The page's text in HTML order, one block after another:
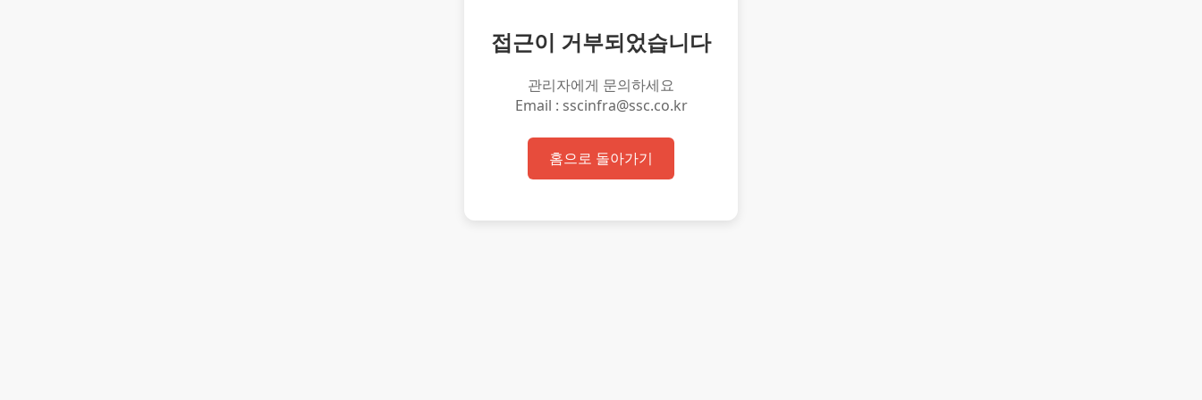
접근이 거부되었습니다
관리자에게 문의하세요
Email : sscinfra@ssc.co.kr
홈으로 돌아가기